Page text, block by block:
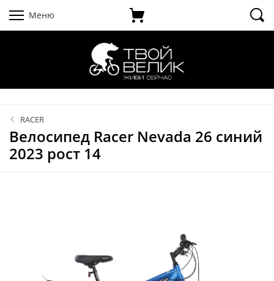
Меню
RACER
Велосипед Racer Nevada 26 синий
2023 рост 14